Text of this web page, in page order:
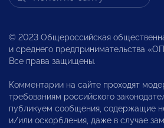
© 2023 Общероссийская
и среднего предпринимательства
Все права защищены.
Комментарии на сайте проходят
требованиям российского
публикуем сообщения, содержащие
и/или оскорбления, даже в случае